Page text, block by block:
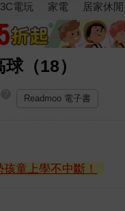
3C電玩 家電 居家休閒
（18）
Readmoo 電子書
童上學不中斷！